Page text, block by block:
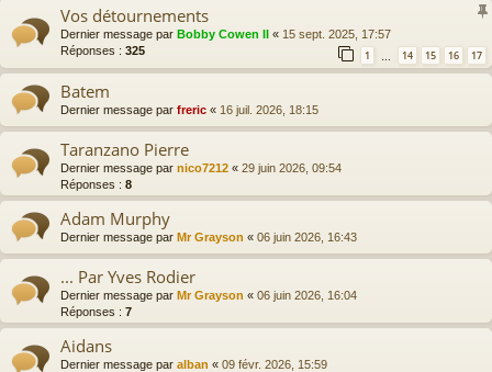
Vos détournements
Dernier message par Bobby Cowen II « 15 sept. 2025, 17:57
Réponses : 325 1 … 14 15 16 17
Batem
Dernier message par freric « 16 juil. 2026, 18:15
Taranzano Pierre
Dernier message par nico7212 « 29 juin 2026, 09:54
Réponses : 8
Adam Murphy
Dernier message par Mr Grayson « 06 juin 2026, 16:43
... Par Yves Rodier
Dernier message par Mr Grayson « 06 juin 2026, 16:04
Réponses : 7
Aidans
Dernier message par alban « 09 févr. 2026, 15:59